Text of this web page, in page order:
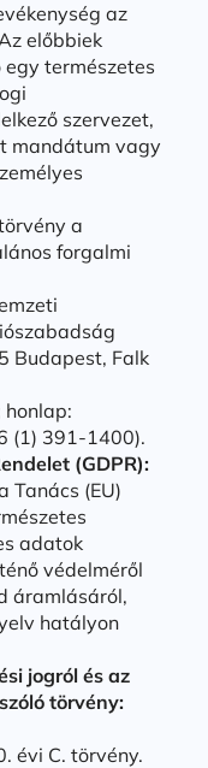
az
előbbiek
természetes
szervezet,
mandátum vagy
a
forgalmi
Budapest, Falk
(1) 391-1400).
(GDPR):
Tanács (EU)
adatok
védelméről
áramlásáról,
hatályon
jogról és az
törvény:
évi C. törvény.